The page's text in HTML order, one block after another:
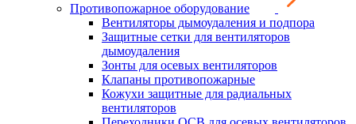
Противопожарное оборудование
Вентиляторы дымоудаления и подпора
Защитные сетки для вентиляторов
дымоудаления
Зонты для осевых вентиляторов
Клапаны противопожарные
Кожухи защитные для радиальных
вентиляторов